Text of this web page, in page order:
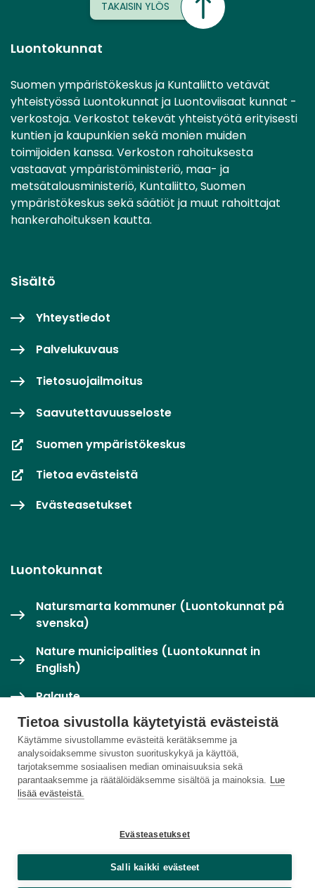
Tietoa sivustolla käytetyistä evästeistä
Käytämme sivustollamme evästeitä kerätäksemme ja
analysoidaksemme sivuston suorituskykyä ja käyttöä,
tarjotaksemme sosiaalisen median ominaisuuksia sekä
parantaaksemme ja räätälöidäksemme sisältöä ja mainoksia. Lue
lisää evästeistä.
Evästeasetukset
Salli kaikki evästeet
TAKAISIN YLÖS
Luontokunnat
Suomen ympäristökeskus ja Kuntaliitto vetävät
yhteistyössä Luontokunnat ja Luontoviisaat kunnat -
verkostoja. Verkostot tekevät yhteistyötä erityisesti
kuntien ja kaupunkien sekä monien muiden
toimijoiden kanssa. Verkoston rahoituksesta
vastaavat ympäristöministeriö, maa- ja
metsätalousministeriö, Kuntaliitto, Suomen
ympäristökeskus sekä säätiöt ja muut rahoittajat
hankerahoituksen kautta.
Sisältö
Yhteystiedot
Palvelukuvaus
Tietosuojailmoitus
Saavutettavuusseloste
Suomen ympäristökeskus
Tietoa evästeistä
Evästeasetukset
Luontokunnat
Natursmarta kommuner (Luontokunnat på
svenska)
Nature municipalities (Luontokunnat in
English)
Palaute
Twitter / X
Luontoloikka-palvelu